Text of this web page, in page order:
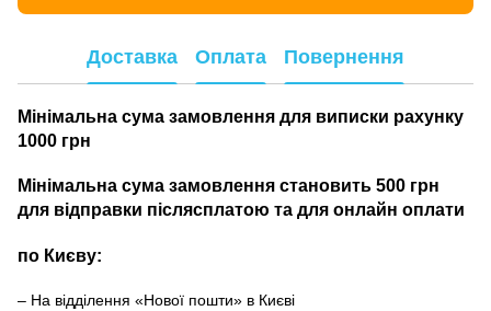
Доставка Оплата Повернення
Мінімальна сума замовлення для виписки рахунку
1000 грн
Мінімальна сума замовлення становить 500 грн
для відправки післясплатою та для онлайн оплати
по Києву:
– На відділення «Нової пошти» в Києві